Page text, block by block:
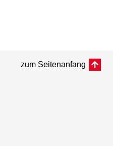
zum Seitenanfang